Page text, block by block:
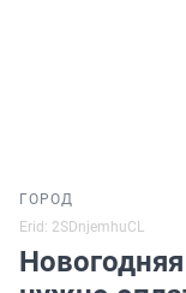
ГОРОД
Erid: 2SDnjemhuCL